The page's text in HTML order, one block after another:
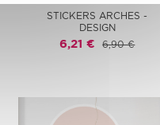
STICKERS ARCHES -
DESIGN
6,21 € 6,90 €